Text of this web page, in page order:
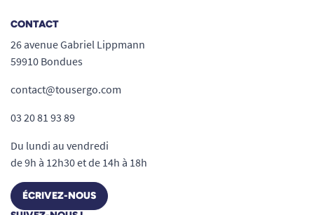
CONTACT
26 avenue Gabriel Lippmann
59910 Bondues
contact@tousergo.com
03 20 81 93 89
Du lundi au vendredi
de 9h à 12h30 et de 14h à 18h
ÉCRIVEZ-NOUS